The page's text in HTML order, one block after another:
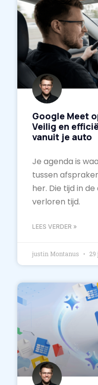
Google Meet
Veilig en
vanuit je auto
Je agenda is
tussen
her. Die tijd in
verloren tijd.
LEES VERDER »
justin Montanus 29